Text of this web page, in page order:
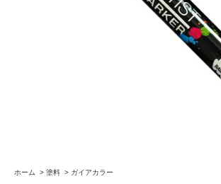
ホーム > 塗料 > ガイアカラー